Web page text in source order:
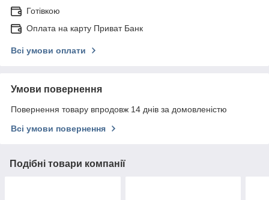
Готівкою
Оплата на карту Приват Банк
Всі умови оплати
Умови повернення
Повернення товару впродовж 14 днів за домовленістю
Всі умови повернення
Подібні товари компанії